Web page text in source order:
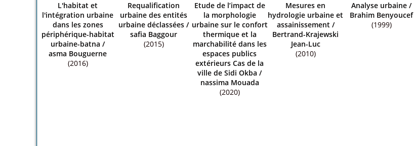
L'habitat et
l'intégration urbaine
dans les zones
périphérique-habitat
urbaine-batna /
asma Bouguerne
(2016)
Requalification
urbaine des entités
urbaine déclassées /
safia Baggour
(2015)
Etude de l’impact de
la morphologie
urbaine sur le confort
thermique et la
marchabilité dans les
espaces publics
extérieurs Cas de la
ville de Sidi Okba /
nassima Mouada
(2020)
Mesures en
hydrologie urbaine et
assainissement/
Bertrand-Krajewski
Jean-Luc
(2010)
Analyse urbaine /
Brahim Benyoucef
(1999)